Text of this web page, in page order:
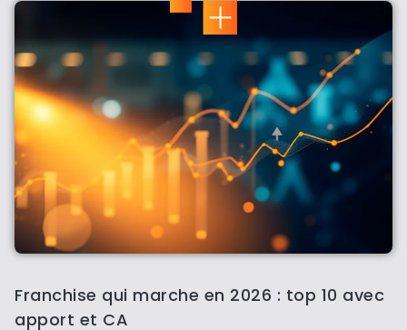
Franchise qui marche en 2026 : top 10 avec
apport et CA